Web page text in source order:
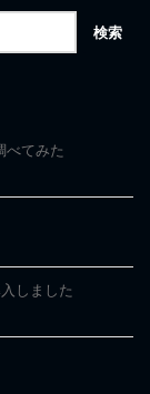
べてみた
しました